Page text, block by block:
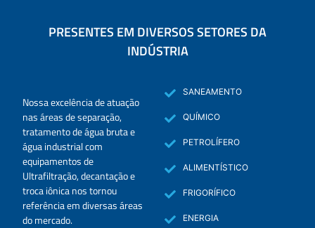
PRESENTES EM DIVERSOS SETORES DA
INDÚSTRIA
Nossa excelência de atuação
nas áreas de separação,
tratamento de água bruta e
água industrial com
equipamentos de
Ultrafiltração, decantação e
troca iônica nos tornou
referência em diversas áreas
do mercado.
SANEAMENTO
QUÍMICO
PETROLÍFERO
ALIMENTÍSTICO
FRIGORÍFICO
ENERGIA